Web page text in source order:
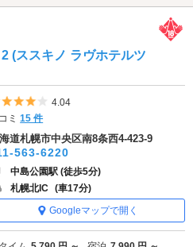
(ススキノ ラヴホテルツ
5つ星のうち4
4.04
ミ15 件
道札幌市中央区南8条西4-423-9
563-6220
中島公園駅 (徒歩5分)
札幌北IC (車17分)
Googleマップで開く